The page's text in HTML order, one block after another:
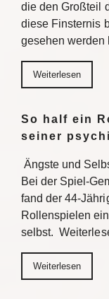
die den Großteil
diese Finsternis
gesehen
Weiterlesen
So half ein
seiner
Ängste und
Bei der Spiel-
fand der 44-
Rollenspielen
selbst.
Weiterlesen